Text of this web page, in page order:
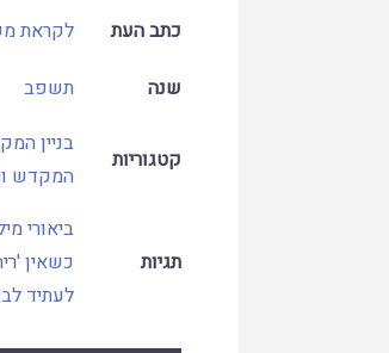
כתב העת
לקראת
שנה
תשפב
קטגוריות
בניין
המקדש
תגיות
ביאורי
כשאין
לעתיד